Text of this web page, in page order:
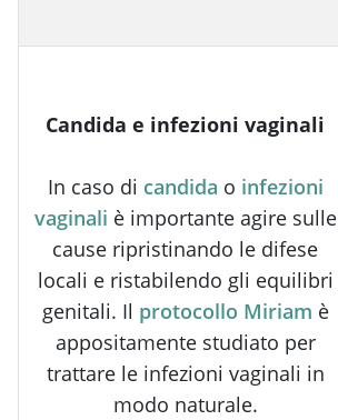
Candida e infezioni vaginali
In caso di candida o infezioni
vaginali è importante agire sulle
cause ripristinando le difese
locali e ristabilendo gli equilibri
genitali. Il protocollo Miriam è
appositamente studiato per
trattare le infezioni vaginali in
modo naturale.